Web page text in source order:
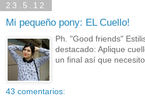
23.5.12
Mi pequeño pony: EL Cuello!
Ph. "Good friends"
destacado: Aplique
un final así que
43 comentarios: